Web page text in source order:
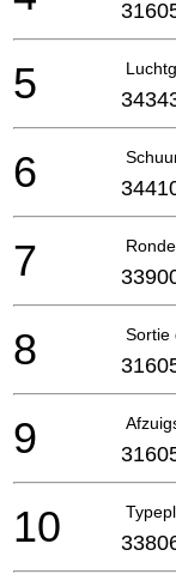
5
6
7
Sortie
8
9
10